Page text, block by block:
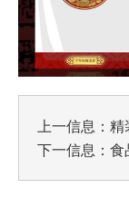
上一信息： 精
下一信息： 食